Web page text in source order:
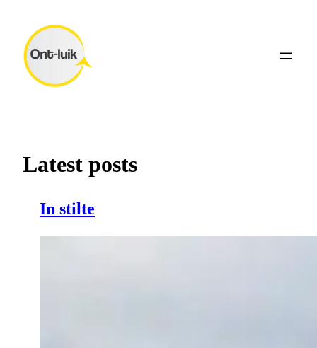
inhoud
Latest posts
In stilte